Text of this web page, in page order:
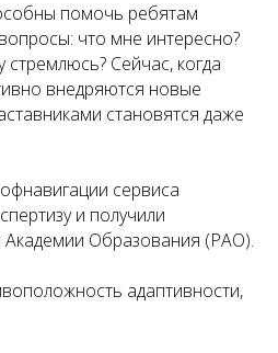
помочь ребятам
что мне интересно?
стремлюсь? Сейчас, когда
внедряются новые
становятся даже
сервиса
и получили
Образования (РАО).
адаптивности,